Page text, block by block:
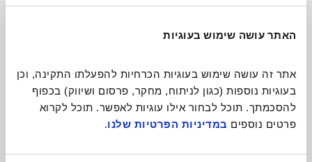
האתר עושה שימוש בעוגיות
פרטים נוספים במדיניות הפרטיות שלנו.